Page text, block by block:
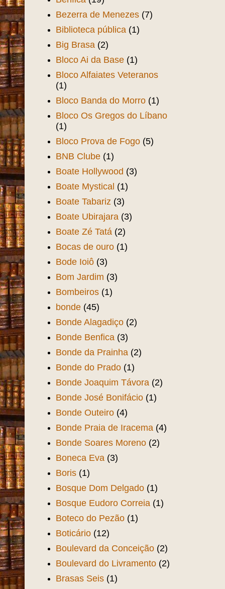
Bezerra de Menezes (7)
Biblioteca pública (1)
Big Brasa (2)
Bloco Ai da Base (1)
Bloco Alfaiates Veteranos
(1)
Bloco Banda do Morro (1)
Bloco Os Gregos do Líbano
(1)
Bloco Prova de Fogo (5)
BNB Clube (1)
Boate Hollywood (3)
Boate Mystical (1)
Boate Tabariz (3)
Boate Ubirajara (3)
Boate Zé Tatá (2)
Bocas de ouro (1)
Bode Ioiô (3)
Bom Jardim (3)
Bombeiros (1)
bonde (45)
Bonde Alagadiço (2)
Bonde Benfica (3)
Bonde da Prainha (2)
Bonde do Prado (1)
Bonde Joaquim Távora (2)
Bonde José Bonifácio (1)
Bonde Outeiro (4)
Bonde Praia de Iracema (4)
Bonde Soares Moreno (2)
Boneca Eva (3)
Boris (1)
Bosque Dom Delgado (1)
Bosque Eudoro Correia (1)
Boteco do Pezão (1)
Boticário (12)
Boulevard da Conceição (2)
Boulevard do Livramento (2)
Brasas Seis (1)